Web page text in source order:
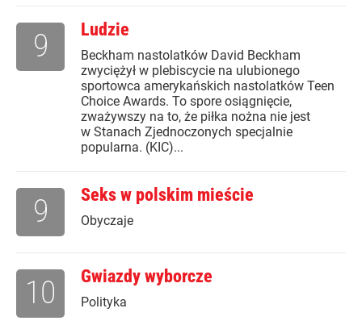
Ludzie
Beckham nastolatków David Beckham
zwyciężył w plebiscycie na ulubionego
sportowca amerykańskich nastolatków Teen
Choice Awards. To spore osiągnięcie,
zważywszy na to, że piłka nożna nie jest
w Stanach Zjednoczonych specjalnie
popularna. (KIC)...
9
Seks w polskim mieście
Obyczaje
9
Gwiazdy wyborcze
Polityka
10